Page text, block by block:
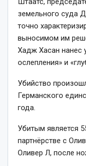
земельного суда
точно
выносимом им
Хадж Хасан нанес
ослепления» и
Убийство
Германского
года.
Убитым является
партнёрстве с
Оливер Л, после